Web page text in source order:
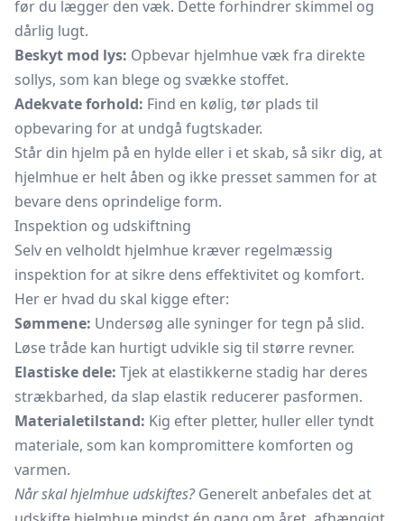
før du lægger den væk. Dette forhindrer skimmel og
dårlig lugt.
Beskyt mod lys: Opbevar hjelmhue væk fra direkte
sollys, som kan blege og svække stoffet.
Adekvate forhold: Find en kølig, tør plads til
opbevaring for at undgå fugtskader.
Står din hjelm på en hylde eller i et skab, så sikr dig, at
hjelmhue er helt åben og ikke presset sammen for at
bevare dens oprindelige form.
Inspektion og udskiftning
Selv en velholdt hjelmhue kræver regelmæssig
inspektion for at sikre dens effektivitet og komfort.
Her er hvad du skal kigge efter:
Sømmene: Undersøg alle syninger for tegn på slid.
Løse tråde kan hurtigt udvikle sig til større revner.
Elastiske dele: Tjek at elastikkerne stadig har deres
strækbarhed, da slap elastik reducerer pasformen.
Materialetilstand: Kig efter pletter, huller eller tyndt
materiale, som kan kompromittere komforten og
varmen.
Når skal hjelmhue udskiftes?Generelt anbefales det at